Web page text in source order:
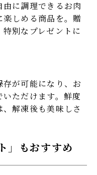
に調理できるお肉
しめる商品を。贈
別なプレゼントに
が可能になり、お
ただけます。鮮度
解凍後も美味しさ
」もおすすめ